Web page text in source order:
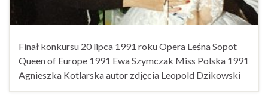
Finał konkursu 20 lipca 1991 roku Opera Leśna Sopot
Queen of Europe 1991 Ewa Szymczak Miss Polska 1991
Agnieszka Kotlarska autor zdjęcia Leopold Dzikowski